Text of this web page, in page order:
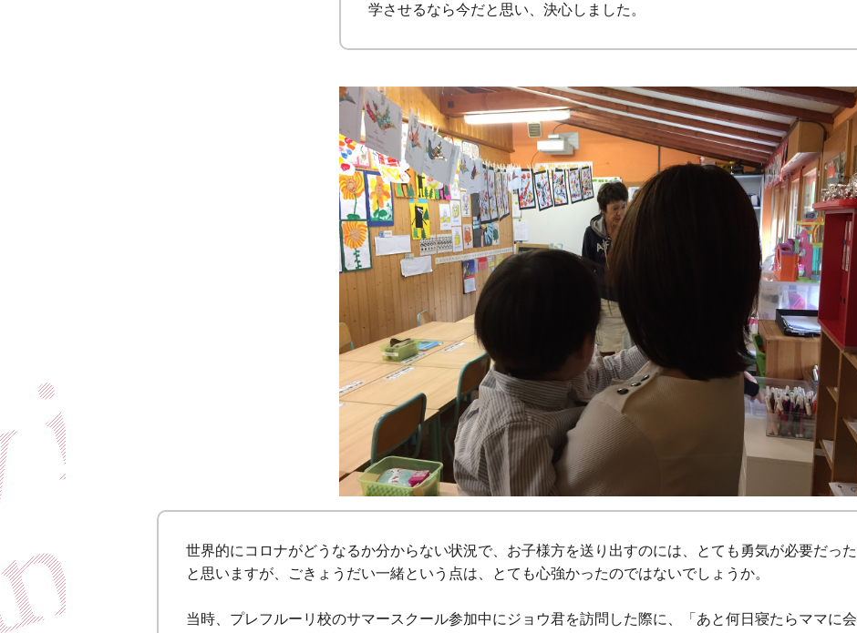
学させるなら今だと思い、決心しました。
世界的にコロナがどうなるか分からない状況で、お子様方を送り出すのには、とても勇気が必要だった
と思いますが、ごきょうだい一緒という点は、とても心強かったのではないでしょうか。
当時、プレフルーリ校のサマースクール参加中にジョウ君を訪問した際に、「あと何日寝たらママに会